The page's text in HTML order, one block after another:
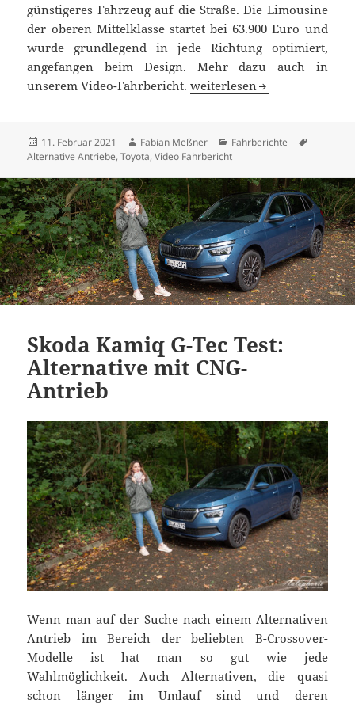
günstigeres Fahrzeug auf die Straße. Die Limousine
der oberen Mittelklasse startet bei 63.900 Euro und
wurde grundlegend in jede Richtung optimiert,
angefangen beim Design. Mehr dazu auch in
unserem Video-Fahrbericht.Toyota Mirai Fahrbericht:
weiterlesen
Veröffentlicht
am
11. Februar 2021 Autor
Fabian Meßner Kategorien
Fahrberichte
Alternative Antriebe,Toyota,Video Fahrbericht
Skoda Kamiq G-Tec Test:
Alternative mit CNG-
Antrieb
Wenn man auf der Suche nach einem Alternativen
Antrieb im Bereich der beliebten B-Crossover-
Modelle ist hat man so gut wie jede
Wahlmöglichkeit. Auch Alternativen, die quasi
schon länger im Umlauf sind und deren